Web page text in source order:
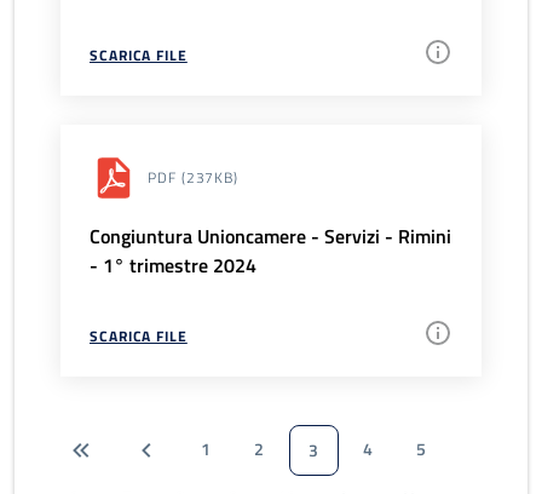
SCARICA FILE
PDF (237KB)
Congiuntura Unioncamere - Servizi - Rimini
- 1° trimestre 2024
SCARICA FILE
1 2 3 4
5